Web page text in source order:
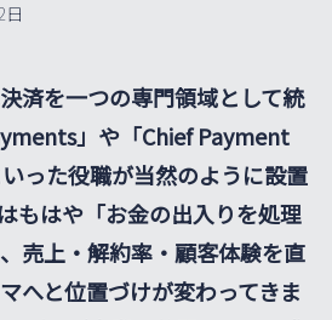
日
済を一つの専門領域として統
」や「Chief Payment
った役職が当然のように設置
もはや「お金の出入りを処理
売上・解約率・顧客体験を直
へと位置づけが変わってきま